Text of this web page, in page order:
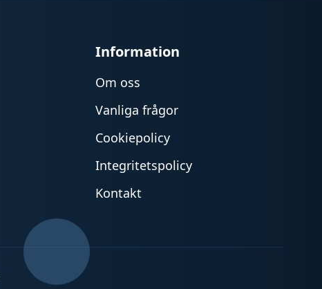
Information
Om oss
Vanliga frågor
Cookiepolicy
Integritetspolicy
Kontakt